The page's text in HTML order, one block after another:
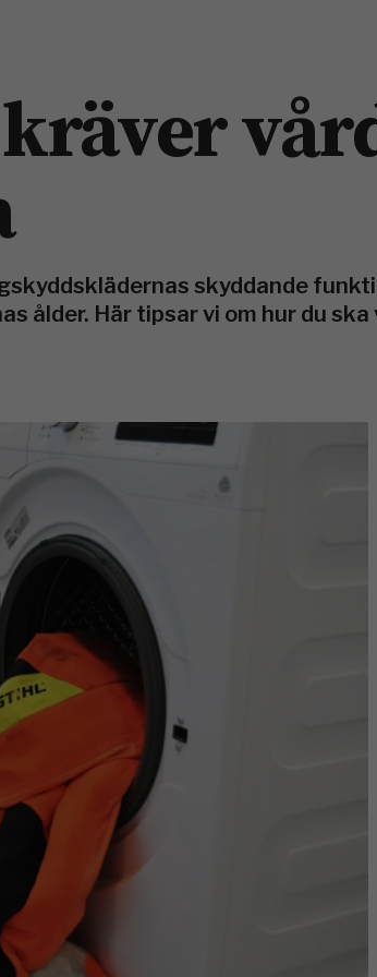
skyddande
ålder. Här tipsar vi om hur du ska